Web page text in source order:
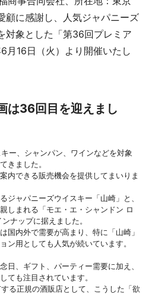
顧に感謝し、人気ジャパニーズ
対象とした「第36回プレミア
月16日（火）より開催いたし
は36回目を迎えまし
ー、シャンパン、ワインなどを対象
きました。
内できる販売機会を提供してまいりま
ジャパニーズウイスキー「山崎」と、
しまれる「モエ・エ・シャンドン ロ
ナップに据えました。
国内外で需要が高まり、特に「山崎」
ン用としても人気が続いています。
日、ギフト、パーティー需要に加え、
ても注目されています。
る正規の酒販店として、こうした「欲